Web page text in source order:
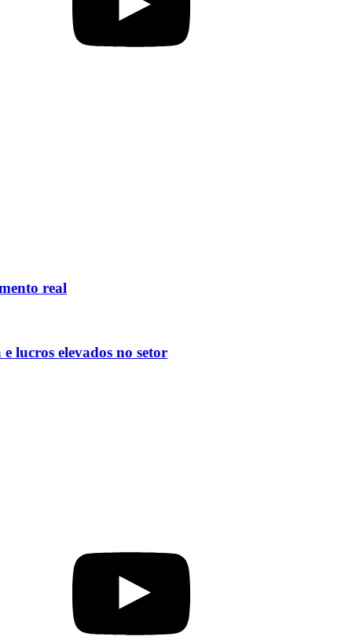
real
lucros elevados no setor